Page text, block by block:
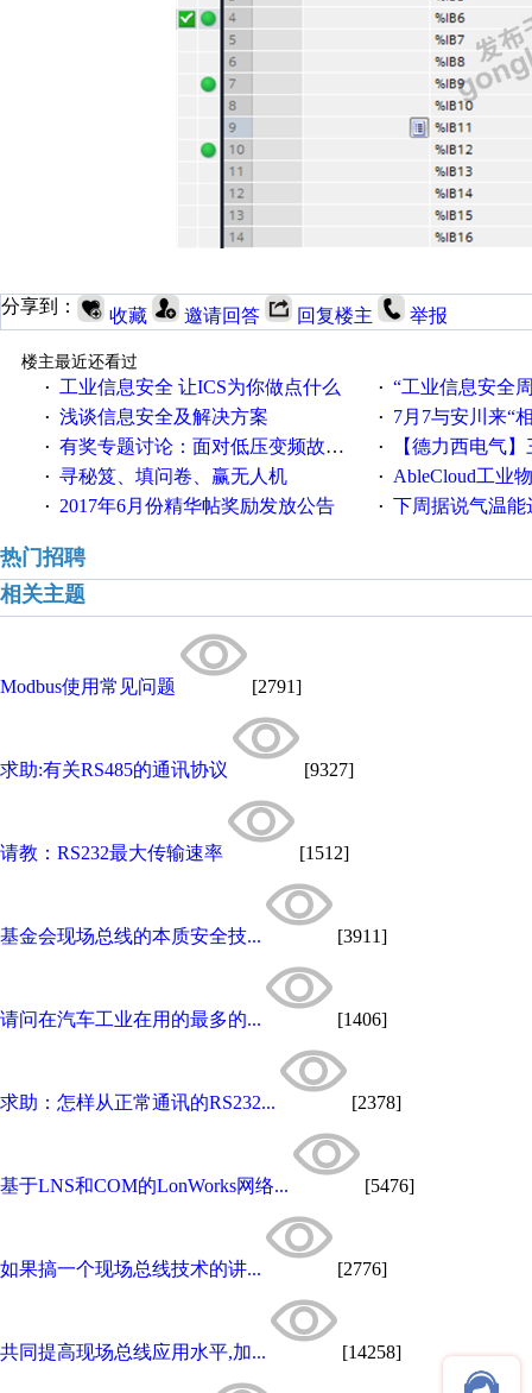
分享到： 收藏 邀请回答 回复楼主 举报
楼主最近还看过
·
工业信息安全 让ICS为你做点什么 · “工业信息安全周之我见”
· 浅谈信息安全及解决方案 · 7月7与安川来“
· 有奖专题讨论：面对低压变频故障，老手是这样解决的！ · 【德力西电气】三
· 寻秘笈、填问卷、赢无人机 · AbleCloud工业物联
· 2017年6月份精华帖奖励发放公告 · 下周据说气温能
热门招聘
相关主题
Modbus使用常见问题 [2791]
求助:有关RS485的通讯协议 [9327]
请教：RS232最大传输速率 [1512]
基金会现场总线的本质安全技... [3911]
请问在汽车工业在用的最多的... [1406]
求助：怎样从正常通讯的RS232... [2378]
基于LNS和COM的LonWorks网络... [5476]
如果搞一个现场总线技术的讲... [2776]
共同提高现场总线应用水平,加... [14258]